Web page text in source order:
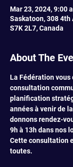
Mar 23, 2024, 9:00
Saskatoon, 308 4th
S7K 2L7, Canada
About The
La Fédération vous
consultation
planification
années à venir de
donnons rendez-
9h à 13h dans nos
Cette consultation
toutes.